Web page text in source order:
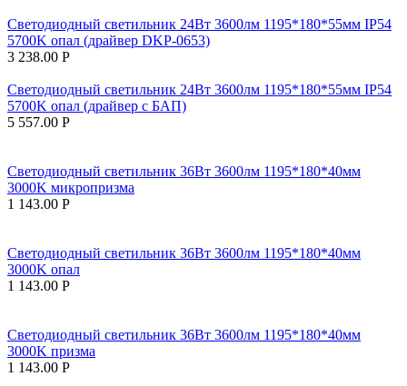
Светодиодный светильник 24Вт 3600лм 1195*180*55мм IP54
5700K опал (драйвер DKP-0653)
3 238.00 Р
Светодиодный светильник 24Вт 3600лм 1195*180*55мм IP54
5700K опал (драйвер с БАП)
5 557.00 Р
Светодиодный светильник 36Вт 3600лм 1195*180*40мм
3000K микропризма
1 143.00 Р
Светодиодный светильник 36Вт 3600лм 1195*180*40мм
3000K опал
1 143.00 Р
Светодиодный светильник 36Вт 3600лм 1195*180*40мм
3000K призма
1 143.00 Р